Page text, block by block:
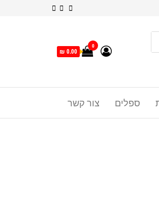
0
0.00 ₪
צור קשר ספלים